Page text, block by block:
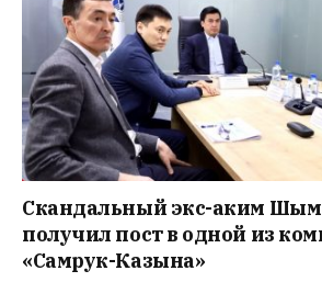
Скандальный экс-аким
получил пост в одной из
«Самрук-Казына»